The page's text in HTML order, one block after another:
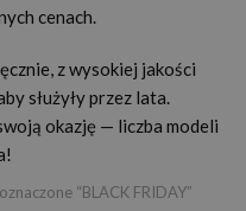
cenach.
z wysokiej jakości
służyły przez lata.
okazję — liczba modeli
“BLACK FRIDAY”